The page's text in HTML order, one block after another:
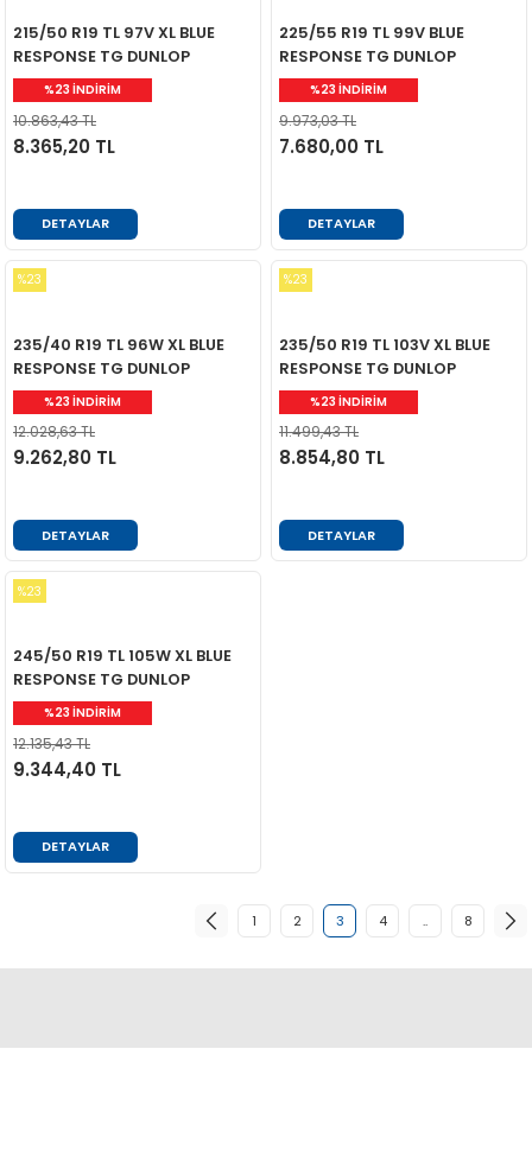
215/50 R19 TL 97V XL BLUE
RESPONSE TG DUNLOP
%23 İNDİRİM
10.863,43 TL
8.365,20 TL
DETAYLAR
225/55 R19 TL 99V BLUE
RESPONSE TG DUNLOP
%23 İNDİRİM
9.973,03 TL
7.680,00 TL
DETAYLAR
%23
235/40 R19 TL 96W XL BLUE
RESPONSE TG DUNLOP
%23 İNDİRİM
12.028,63 TL
9.262,80 TL
DETAYLAR
%23
235/50 R19 TL 103V XL BLUE
RESPONSE TG DUNLOP
%23 İNDİRİM
11.499,43 TL
8.854,80 TL
DETAYLAR
%23
245/50 R19 TL 105W XL BLUE
RESPONSE TG DUNLOP
%23 İNDİRİM
12.135,43 TL
9.344,40 TL
DETAYLAR
1 2 3 4 .. 8